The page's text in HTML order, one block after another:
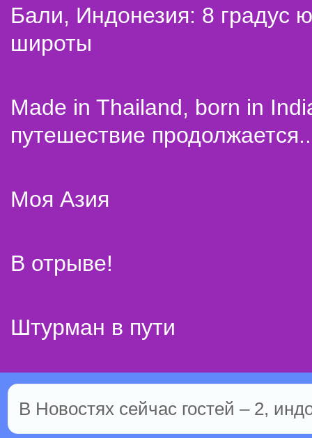
Бали, Индонезия: 8 градус
широты
Made in Thailand, born in
путешествие
Моя Азия
В отрыве!
Штурман в пути
В Новостях сейчас гостей – 2,